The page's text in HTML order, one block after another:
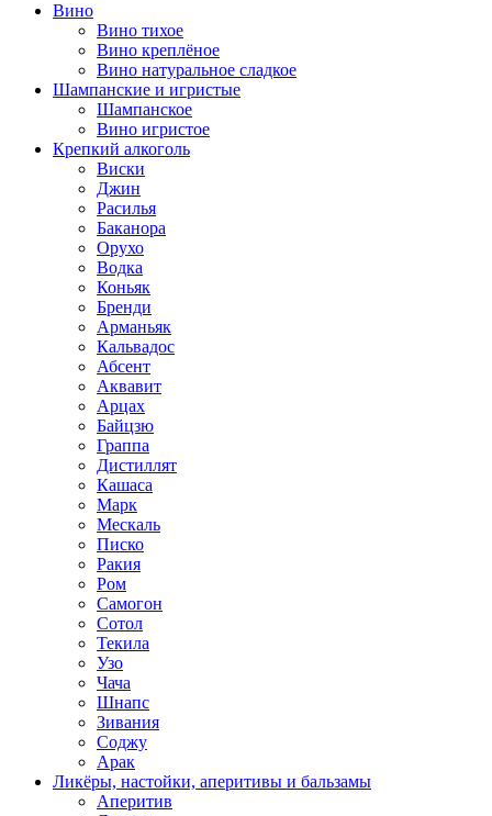
Вино
Вино тихое
Вино креплёное
Вино натуральное сладкое
Шампанские и игристые
Шампанское
Вино игристое
Крепкий алкоголь
Виски
Джин
Расилья
Баканора
Орухо
Водка
Коньяк
Бренди
Арманьяк
Кальвадос
Абсент
Аквавит
Арцах
Байцзю
Граппа
Дистиллят
Кашаса
Марк
Мескаль
Писко
Ракия
Ром
Самогон
Сотол
Текила
Узо
Чача
Шнапс
Зивания
Соджу
Арак
Ликёры, настойки, аперитивы и бальзамы
Аперитив